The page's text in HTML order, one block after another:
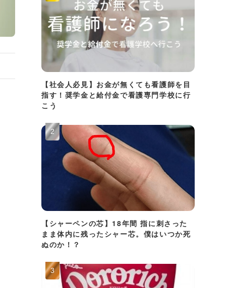
【社会人必見】お金が無くても看護師を目
指す！奨学金と給付金で看護専門学校に行
こう
【シャーペンの芯】18年間 指に刺さった
まま体内に残ったシャー芯。僕はいつか死
ぬのか！？